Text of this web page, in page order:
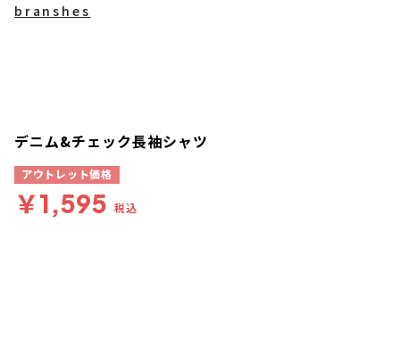
branshes
デニム&チェック長袖シャツ
アウトレット価格
￥1,595 税込